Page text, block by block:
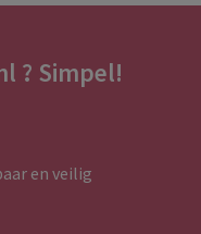
? Simpel!
en veilig